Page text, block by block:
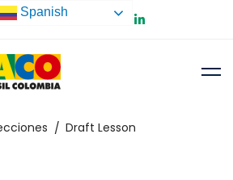
Draft Lesson
Spanish